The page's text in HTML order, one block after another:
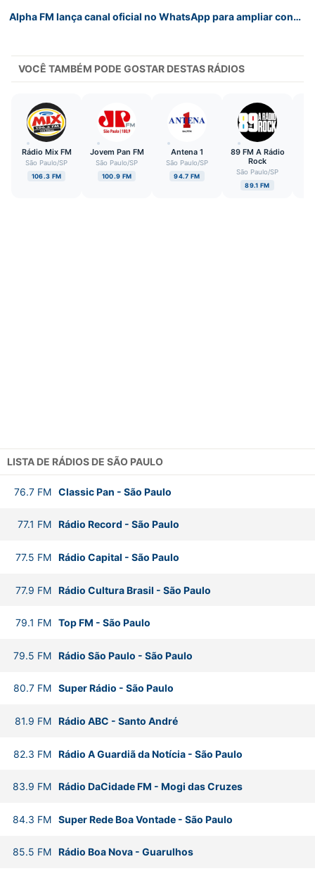
Alpha FM lança canal oficial no WhatsApp para ampliar conexão com ouvintes
VOCÊ TAMBÉM PODE GOSTAR DESTAS RÁDIOS
Rádio Mix FM
São Paulo/SP
106.3 FM
Jovem Pan FM
São Paulo/SP
100.9 FM
Antena 1
São Paulo/SP
94.7 FM
89 FM A Rádio
Rock
São Paulo/SP
89.1 FM
LISTA DE RÁDIOS DE SÃO PAULO
76.7 FM Classic Pan - São Paulo
77.1 FM Rádio Record - São Paulo
77.5 FM Rádio Capital - São Paulo
77.9 FM Rádio Cultura Brasil - São Paulo
79.1 FM Top FM - São Paulo
79.5 FM Rádio São Paulo - São Paulo
80.7 FM Super Rádio - São Paulo
81.9 FM Rádio ABC - Santo André
82.3 FM Rádio A Guardiã da Notícia- São Paulo
83.9 FM Rádio DaCidade FM - Mogi das Cruzes
84.3 FM Super Rede Boa Vontade- São Paulo
85.5 FM Rádio Boa Nova- Guarulhos